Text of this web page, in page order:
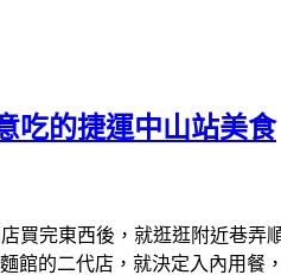
吃的捷運中山站美食
買完東西後，就逛逛附近巷弄
館的二代店，就決定入內用餐